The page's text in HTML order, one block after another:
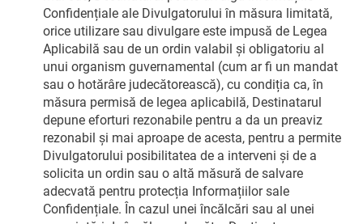
Confidențiale ale Divulgatorului în măsura limitată,
orice utilizare sau divulgare este impusă de Legea
Aplicabilă sau de un ordin valabil și obligatoriu al
unui organism guvernamental (cum ar fi un mandat
sau o hotărâre judecătorească), cu condiția ca, în
măsura permisă de legea aplicabilă, Destinatarul
depune eforturi rezonabile pentru a da un preaviz
rezonabil și mai aproape de acesta, pentru a permite
Divulgatorului posibilitatea de a interveni și de a
solicita un ordin sau o altă măsură de salvare
adecvată pentru protecția Informațiilor sale
Confidențiale. În cazul unei încălcări sau al unei